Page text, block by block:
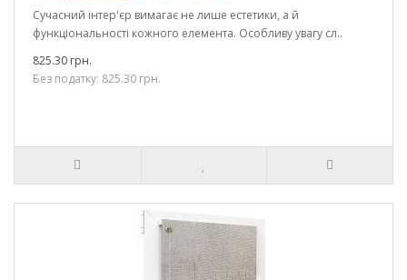
Сучасний інтер'єр вимагає не лише естетики, а й
функціональності кожного елемента. Особливу увагу сл..
825.30 грн.
Без податку: 825.30 грн.